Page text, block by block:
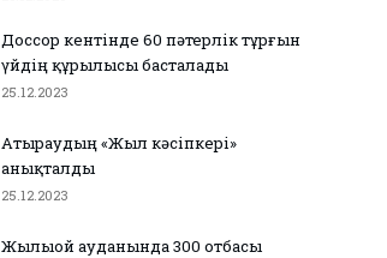
Доссор кентінде 60 пәтерлік тұрғын
үйдің құрылысы басталады
25.12.2023
Атыраудың «Жыл кәсіпкері»
анықталды
25.12.2023
Жылыой ауданында 300 отбасы